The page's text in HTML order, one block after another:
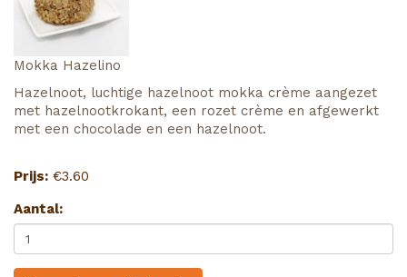
Mokka Hazelino
Hazelnoot, luchtige hazelnoot mokka crème aangezet
met hazelnootkrokant, een rozet crème en afgewerkt
met een chocolade en een hazelnoot.
Prijs: €3.60
Aantal: